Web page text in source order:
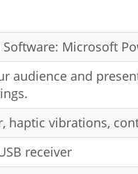
Microsoft
audience and
haptic vibrations,
receiver